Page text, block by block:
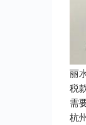
丽
税
需
杭